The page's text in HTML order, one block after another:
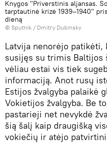
Knygos "Priverstinis aljansas.
tarptautinė krizė 1939–1940"
dieną
© Sputnik / Dmitry Dubinsky
Latvija nenorėjo patikėti,
susijęs su trimis Baltijos
vėliau estai vis tiek
informaciją. Anot rusų
Estijos žvalgyba palaikė
Vokietijos žvalgyba. Be
pastarieji net nevykdė
šią šalį kaip draugišką
vokiečių ir atėjo